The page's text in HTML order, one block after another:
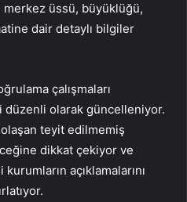
merkez üssü, büyüklüğü,
dair detaylı bilgiler
çalışmaları
düzenli olarak güncelleniyor.
teyit edilmemiş
dikkat çekiyor ve
açıklamalarını